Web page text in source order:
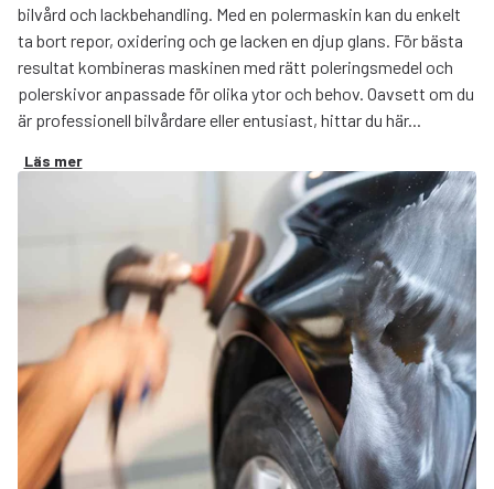
bilvård och lackbehandling. Med en polermaskin kan du enkelt
ta bort repor, oxidering och ge lacken en djup glans. För bästa
resultat kombineras maskinen med rätt poleringsmedel och
polerskivor anpassade för olika ytor och behov. Oavsett om du
är professionell bilvårdare eller entusiast, hittar du här...
Läs mer